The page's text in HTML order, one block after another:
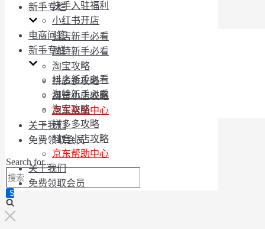
新手专栏
抖店新手必看
淘特新手必看
淘宝攻略
拼多多攻略
抖音小店攻略
京东帮助中心
关于我们
免费领取会员
Search for...
快手入驻福利
小红书开店
电商问答
新手专栏
抖店新手必看
淘特新手必看
淘宝攻略
拼多多攻略
抖音小店攻略
京东帮助中心
关于我们
免费领取会员